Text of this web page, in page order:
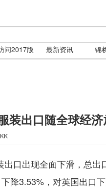
问2017版 最新资讯 锦
装出口随全球经
口出现全面下滑，总出
降3.53%，对英国出口